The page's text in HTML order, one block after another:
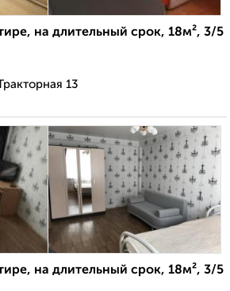
на длительный срок, 18м², 3/5
13
на длительный срок, 18м², 3/5